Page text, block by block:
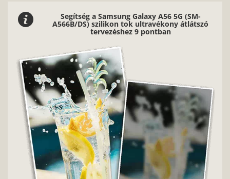
Segítség a Samsung Galaxy A56 5G (SM-
A566B/DS) szilikon tok ultravékony átlátszó
tervezéshez 9 pontban